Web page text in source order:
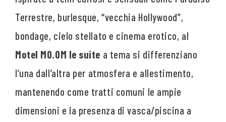
Terrestre, burlesque, “vecchia Hollywood”,
bondage, cielo stellato e cinema erotico, al
Motel MO.OM le suite a tema si differenziano
l’una dall’altra per atmosfera e allestimento,
mantenendo come tratti comuni le ampie
dimensioni e la presenza di vasca/piscina a